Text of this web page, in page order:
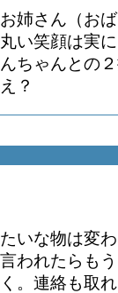
姉さん（お
い笑顔は実
ちゃんとの
？
いな物は変
われたらも
。連絡も取